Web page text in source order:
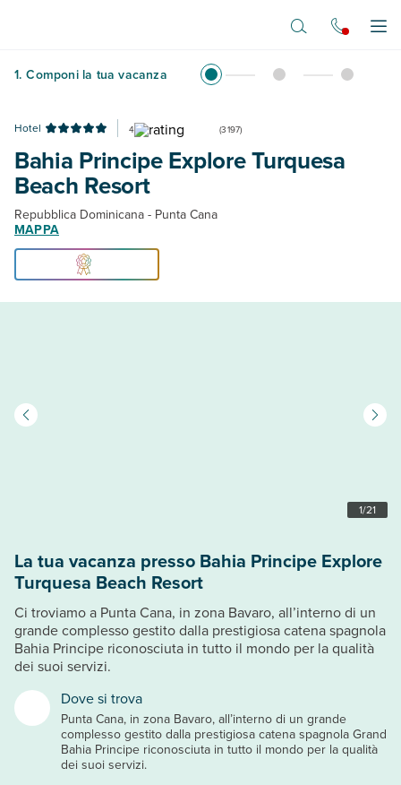
1. Componi la tua vacanza
Hotel 4 (3197)
Bahia Principe Explore Turquesa
Beach Resort
Repubblica Dominicana - Punta Cana
MAPPA
1/21
Dove si trova
Punta Cana, in zona Bavaro, all’interno di un grande
complesso gestito dalla prestigiosa catena spagnola Grand
Bahia Principe riconosciuta in tutto il mondo per la qualità
dei suoi servizi.
La tua vacanza presso Bahia Principe Explore
Turquesa Beach Resort
Ci troviamo a Punta Cana, in zona Bavaro, all’interno di un
grande complesso gestito dalla prestigiosa catena spagnola
Bahia Principe riconosciuta in tutto il mondo per la qualità
dei suoi servizi.